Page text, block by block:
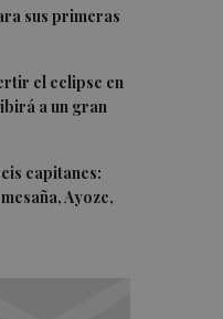
sus primeras
el eclipse en
a un gran
capitanes:
Ayoze,